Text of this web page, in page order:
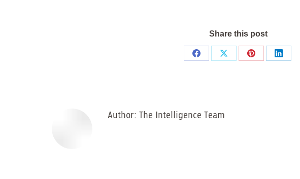
Share this post
Share
Share
Share
Share
Author: The Intelligence Team